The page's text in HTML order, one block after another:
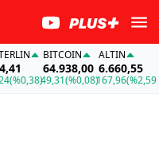
BITCOIN
64.938,00
49,31(%0,08)
ALTIN
6.660,55
167,96(%2,59)
FAİZ
39,92
-0,07